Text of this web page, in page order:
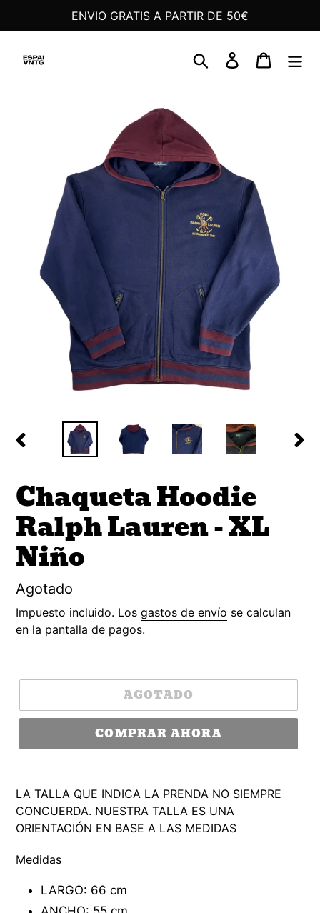
contenido
ENVIO GRATIS A PARTIR DE 50€
Buscar IngresarCarrito
ANTERIOR
Chaqueta Hoodie
Ralph Lauren - XL
Niño
Precio
habitual
Agotado
Impuesto incluido. Los gastos de envío se calculan
en la pantalla de pagos.
AGOTADO
COMPRAR AHORA
LA TALLA QUE INDICA LA PRENDA NO SIEMPRE
CONCUERDA. NUESTRA TALLA ES UNA
ORIENTACIÓN EN BASE A LAS MEDIDAS
Medidas
LARGO: 66 cm